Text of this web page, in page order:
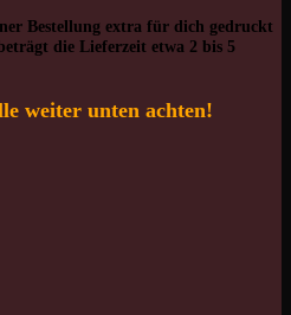
Bestellung extra für dich gedruckt
die Lieferzeit etwa 2 bis 5
weiter unten achten!